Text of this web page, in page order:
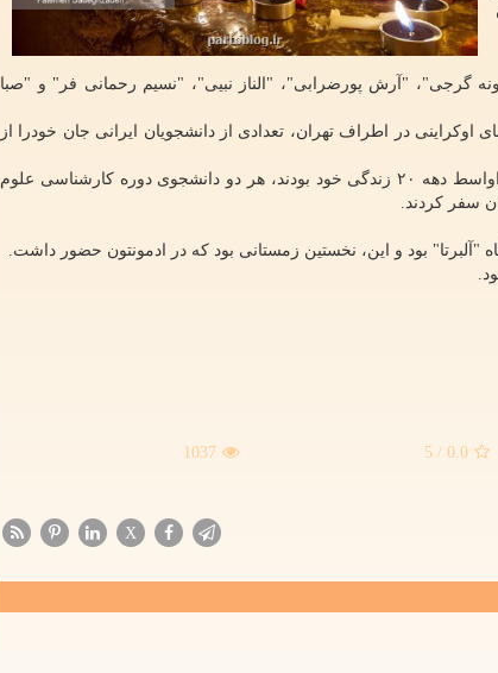
"پونه گرجی"، "آرش پورضرابی"، "الناز نبیی"، "نسیم رحمانی فر" و "صبا
در اطراف تهران، تعدادی از دانشجویان ایرانی جان خودرا از
آرش پورضرابی" متولد ۱۳۷۲ و "پونه گرجی" متولد ۱۳۷۳ که هر دو در اواسط دهه ۲۰ زندگی خود بودند، هر دو دانشجوی دوره کارشناسی علوم
سفر کردند.
بود و این، نخستین زمستانی بود که در ادمونتون حضور داشت.
0.0
/ 5
1037
X